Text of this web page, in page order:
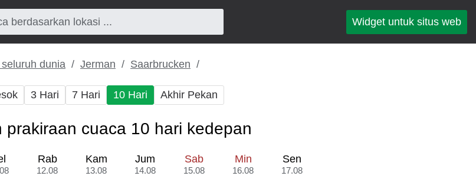
Widget untuk situs web
dunia Jerman Saarbrucken
3 Hari 7 Hari 10 Hari Akhir Pekan
prakiraan cuaca 10 hari kedepan
Rab
12.08
Kam
13.08
Jum
14.08
Sab
15.08
Min
16.08
Sen
17.08